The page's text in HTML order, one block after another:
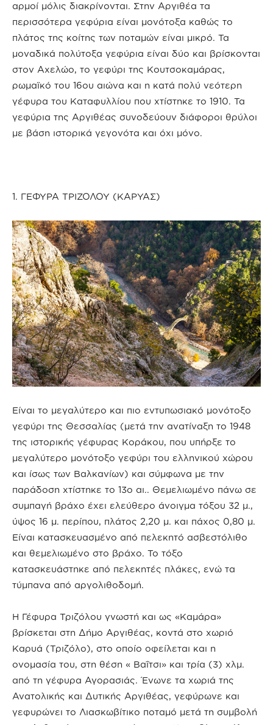
αρμοί μόλις διακρίνονται. Στην Αργιθέα τα
περισσότερα γεφύρια είναι μονότοξα καθώς το
πλάτος της κοίτης των ποταμών είναι μικρό. Τα
μοναδικά πολύτοξα γεφύρια είναι δύο και βρίσκονται
στον Αχελώο, το γεφύρι της Κουτσοκαμάρας,
ρωμαϊκό του 16ου αιώνα και η κατά πολύ νεότερη
γέφυρα του Καταφυλλίου που χτίστηκε το 1910. Τα
γεφύρια της Αργιθέας συνοδεύουν διάφοροι θρύλοι
με βάση ιστορικά γεγονότα και όχι μόνο.
1. ΓΕΦΥΡΑ ΤΡΙΖΟΛΟΥ (ΚΑΡΥΑΣ)
Είναι το μεγαλύτερο και πιο εντυπωσιακό μονότοξο
γεφύρι της Θεσσαλίας (μετά την ανατίναξη το 1948
της ιστορικής γέφυρας Κοράκου, που υπήρξε το
μεγαλύτερο μονότοξο γεφύρι του ελληνικού χώρου
και ίσως των Βαλκανίων) και σύμφωνα με την
παράδοση χτίστηκε το 13ο αι.. Θεμελιωμένο πάνω σε
συμπαγή βράχο έχει ελεύθερο άνοιγμα τόξου 32 μ.,
ύψος 16 μ. περίπου, πλάτος 2,20 μ. και πάχος 0,80 μ.
Είναι κατασκευασμένο από πελεκητό ασβεστόλιθο
και θεμελιωμένο στο βράχο. Το τόξο
κατασκευάστηκε από πελεκητές πλάκες, ενώ τα
τύμπανα από αργολιθοδομή.
H Γέφυρα Τριζόλου γνωστή και ως «Καμάρα»
βρίσκεται στη Δήμο Αργιθέας, κοντά στο χωριό
Καρυά (Τριζόλο), στο οποίο οφείλεται και η
ονομασία του, στη θέση « Βαΐτσι» και τρία (3) χλμ.
από τη γέφυρα Αγορασιάς. Ένωνε τα χωριά της
Ανατολικής και Δυτικής Αργιθέας, γεφύρωνε και
γεφυρώνει το Λιασκωβίτικο ποταμό μετά τη συμβολή